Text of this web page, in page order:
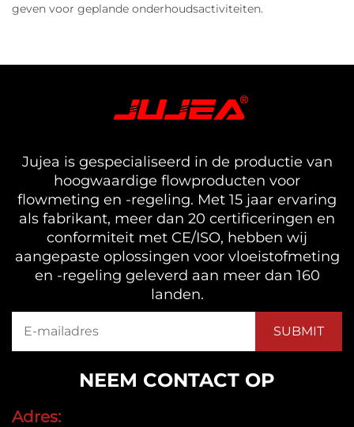
geven voor geplande onderhoudsactiviteiten.
Jujea is gespecialiseerd in de productie van
hoogwaardige flowproducten voor
flowmeting en -regeling. Met 15 jaar ervaring
als fabrikant, meer dan 20 certificeringen en
conformiteit met CE/ISO, hebben wij
aangepaste oplossingen voor vloeistofmeting
en -regeling geleverd aan meer dan 160
landen.
NEEM CONTACT OP
Adres: